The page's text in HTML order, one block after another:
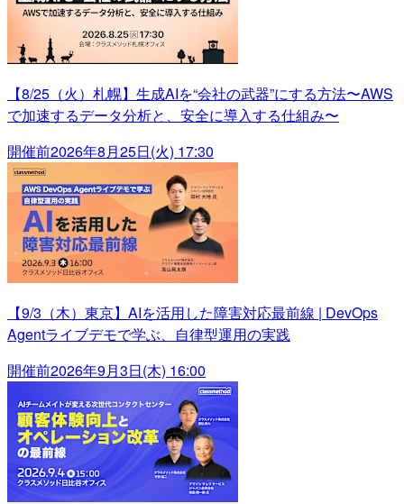
【8/25（火）札幌】生成AIを“会社の武器”にする方法〜AWS
で加速するデータ分析と、安全に導入する仕組み〜
開催前2026年8月25日(火) 17:30
【9/3（木）東京】AIを活用した障害対応最前線 | DevOps
Agentライブデモで学ぶ、自律型運用の実践
開催前2026年9月3日(木) 16:00